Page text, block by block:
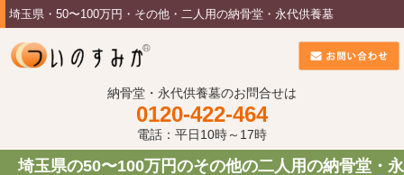
埼玉県・50〜100万円・その他・二人用の納骨堂・永代供養墓
納骨堂・永代供養墓のお問合せは
0120-422-464
電話：平日10時～17時
埼玉県の50〜100万円のその他の二人用の納骨堂・永